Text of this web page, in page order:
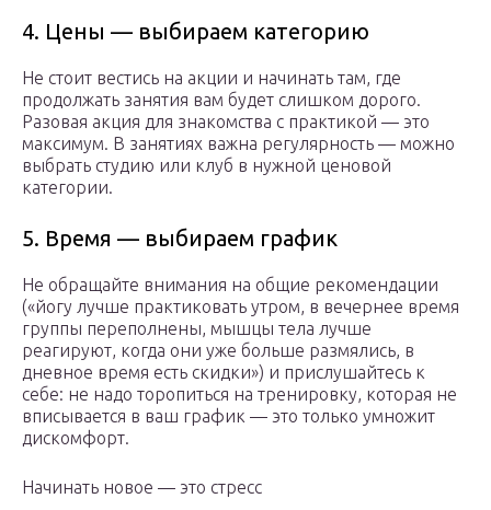
4. Цены — выбираем категорию
Не стоит вестись на акции и начинать там, где
продолжать занятия вам будет слишком дорого.
Разовая акция для знакомства с практикой — это
максимум. В занятиях важна регулярность — можно
выбрать студию или клуб в нужной ценовой
категории.
5. Время — выбираем график
Не обращайте внимания на общие рекомендации
(«йогу лучше практиковать утром, в вечернее время
группы переполнены, мышцы тела лучше
реагируют, когда они уже больше размялись, в
дневное время есть скидки») и прислушайтесь к
себе: не надо торопиться на тренировку, которая не
вписывается в ваш график — это только умножит
дискомфорт.
Начинать новое — это стресс